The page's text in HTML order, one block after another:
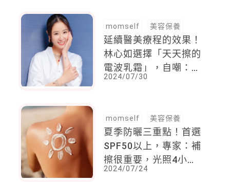
momself 美容保養
延續醫美療程的效果！
林心如選擇「天天擦的
電波乳霜」，自嘲：老
公根本沒發現老婆變美
2024/07/30
momself 美容保養
夏季防曬三重點！首選
SPF50以上，專家：補
擦很重要，光照4小時
後，防曬係數衰退30％
2024/07/24